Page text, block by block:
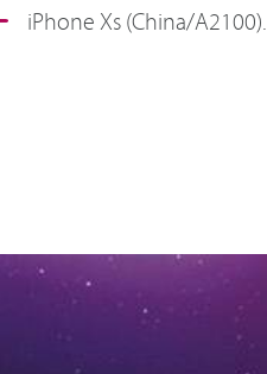
iPhone Xs (China/A2100).